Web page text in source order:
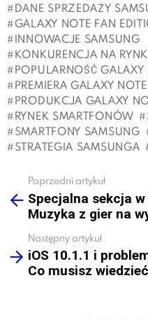
DANE SPRZEDAŻY
GALAXY NOTE FAN
INNOWACJE SAMSUNG
KONKURENCJA NA
POPULARNOŚĆ GALAXY
PREMIERA GALAXY
PRODUKCJA GALAXY
RYNEK SMARTFONÓW
SMARTFONY SAMSUNG
STRATEGIA SAMSUNGA
more
Poprzedni artykuł
Specjalna sekcja
Muzyka z gier na
Następny artykuł
iOS 10.1.1 i
Co musisz